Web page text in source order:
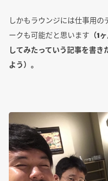
しかもラウンジには仕事用
ークも可能だと思います （1
してみたっていう記事を書
よう）。